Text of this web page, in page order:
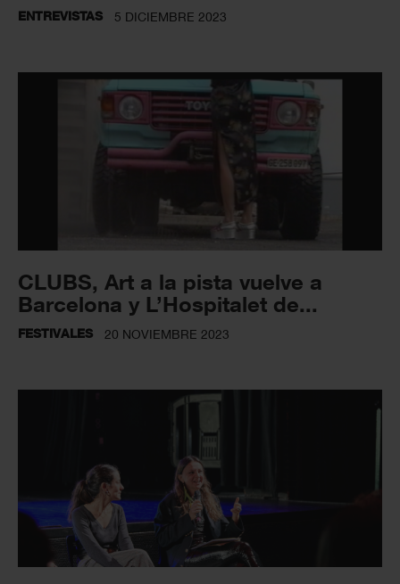
ENTREVISTAS 5 DICIEMBRE 2023
CLUBS, Art a la pista vuelve a
Barcelona y L’Hospitalet de...
FESTIVALES 20 NOVIEMBRE 2023